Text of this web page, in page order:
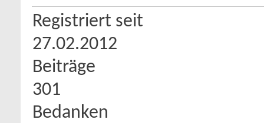
Registriert seit
27.02.2012
Beiträge
301
Bedanken